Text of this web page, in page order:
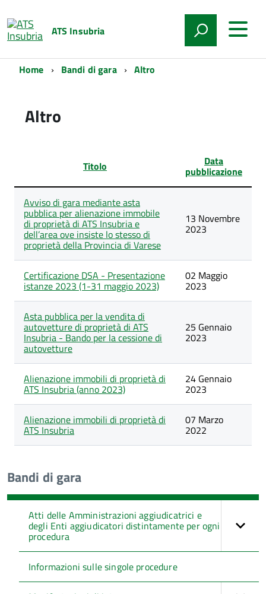
ATS Insubria
Home Bandi di gara Altro
Altro
degli
articoli
nella
categoria
Altro
Titolo Data
pubblicazione
Avviso di gara mediante asta
pubblica per alienazione immobile
di proprietà di ATS Insubria e
dell’area ove insiste lo stesso di
proprietà della Provincia di Varese
13 Novembre
2023
Certificazione DSA - Presentazione
istanze 2023 (1-31 maggio 2023)
02 Maggio
2023
Asta pubblica per la vendita di
autovetture di proprietà di ATS
Insubria - Bando per la cessione di
autovetture
25 Gennaio
2023
Alienazione immobili di proprietà di
ATS Insubria (anno 2023)
24 Gennaio
2023
Alienazione immobili di proprietà di
ATS Insubria
07 Marzo
2022
Bandi di gara
Atti delle Amministrazioni aggiudicatrici e
degli Enti aggiudicatori distintamente per ogni
procedura
Informazioni sulle singole procedure